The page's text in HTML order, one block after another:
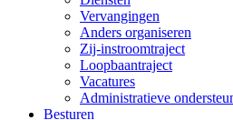
Vervangingen
Anders organiseren
Zij-instroomtraject
Loopbaantraject
Vacatures
Administratieve
Besturen